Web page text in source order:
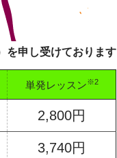
を申し受けております
単発レッスン※2
2,800円
3,740円